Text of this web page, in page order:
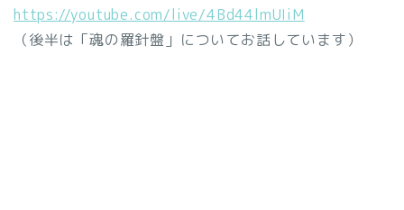
https://youtube.com/live/4Bd44lmUIiM
（後半は「魂の羅針盤」についてお話しています）